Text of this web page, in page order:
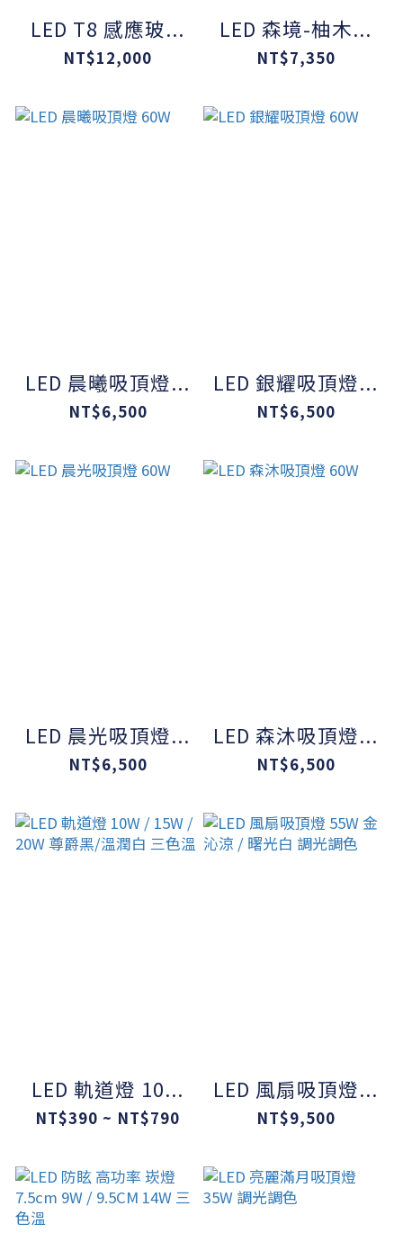
LED T8 感應玻...
NT$12,000
LED 森境-柚木...
NT$7,350
LED 晨曦吸頂燈...
NT$6,500
LED 銀耀吸頂燈...
NT$6,500
LED 晨光吸頂燈...
NT$6,500
LED 森沐吸頂燈...
NT$6,500
LED 軌道燈 10...
NT$390 ~ NT$790
LED 風扇吸頂燈...
NT$9,500